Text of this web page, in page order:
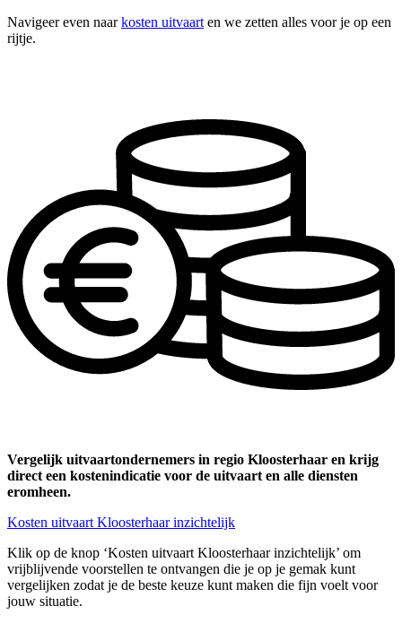
Navigeer even naarkosten uitvaart en we zetten alles voor je op een
rijtje.
Vergelijk uitvaartondernemers in regio Kloosterhaar en krijg
direct een kostenindicatie voor de uitvaart en alle diensten
eromheen.
Kosten uitvaart Kloosterhaar inzichtelijk
Klik op de knop ‘Kosten uitvaart Kloosterhaar inzichtelijk’ om
vrijblijvende voorstellen te ontvangen die je op je gemak kunt
vergelijken zodat je de beste keuze kunt maken die fijn voelt voor
jouw situatie.